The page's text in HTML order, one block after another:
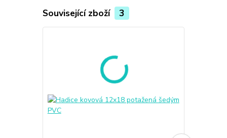
Související zboží 3